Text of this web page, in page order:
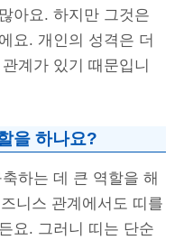
아요. 하지만 그것은
요. 개인의 성격은 더
계가 있기 때문입니
을 하나요?
하는 데 큰 역할을 해
니스 관계에서도 띠를
요. 그러니 띠는 단순